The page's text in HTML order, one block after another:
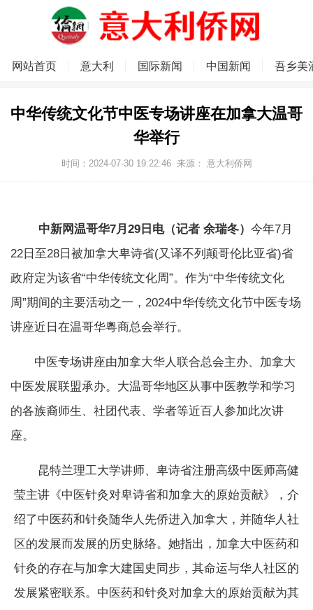
网站首页 意大利 国际新闻 中国新闻 吾乡美
中华传统文化节中医专场讲座在加拿大温哥
华举行
时间：2024-07-30 19:22:46 来源： 意大利侨网
中新网温哥华7月29日电（记者 余瑞冬） 今年7月
22日至28日被加拿大卑诗省(又译不列颠哥伦比亚省)省
政府定为该省“中华传统文化周”。作为“中华传统文化
周”期间的主要活动之一，2024中华传统文化节中医专场
讲座近日在温哥华粵商总会举行。
中医专场讲座由加拿大华人联合总会主办、加拿大
中医发展联盟承办。大温哥华地区从事中医教学和学习
的各族裔师生、社团代表、学者等近百人参加此次讲
座。
昆特兰理工大学讲师、卑诗省注册高级中医师高健
莹主讲《中医针灸对卑诗省和加拿大的原始贡献》，介
绍了中医药和针灸随华人先侨进入加拿大，并随华人社
区的发展而发展的历史脉络。她指出，加拿大中医药和
针灸的存在与加拿大建国史同步，其命运与华人社区的
发展紧密联系。中医药和针灸对加拿大的原始贡献为其